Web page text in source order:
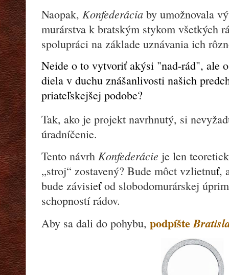
Naopak, Konfederácia by umožnovala
murárstva k bratským stykom všetkých
spolupráci na základe uznávania ich
Neide o to vytvoriť akýsi "nad-rád", ale
diela v duchu znášanlivosti našich
priateľskejšej podobe?
Tak, ako je projekt navrhnutý, si
úradníčenie.
Tento návrh Konfederácie je len
„stroj“ zostavený? Bude môct vzlietnuť,
bude závisieťod slobodomurárskej
schopností rádov.
Aby sa dali do pohybu, podpíšte